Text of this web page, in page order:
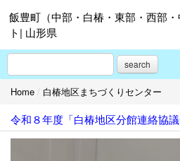
飯豊町（中部・白椿・東部・西部
ト| 山形県
search
中部地区まちづくりセンター
白椿地区まちづくりセンター
Home / 白椿地区まちづくりセンター
令和８年度「白椿地区分館連絡協